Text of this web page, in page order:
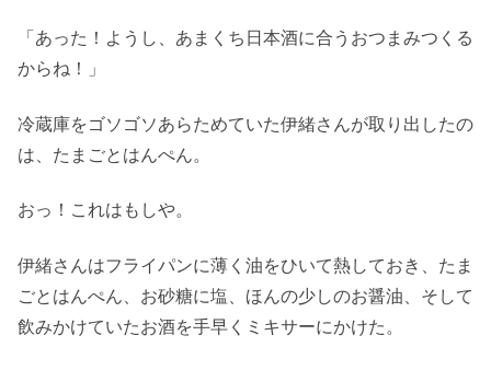
「あった！ようし、あまくち日本酒に合うおつまみつくる
からね！」
冷蔵庫をゴソゴソあらためていた伊緒さんが取り出したの
は、たまごとはんぺん。
おっ！これはもしや。
伊緒さんはフライパンに薄く油をひいて熱しておき、たま
ごとはんぺん、お砂糖に塩、ほんの少しのお醤油、そして
飲みかけていたお酒を手早くミキサーにかけた。